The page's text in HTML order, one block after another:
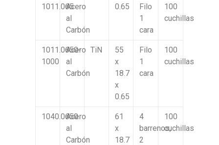
1011.065Acero
al
Carbón
0.65
Filo
1
cara
100
cuchillas
1011.0650-
1000
Acero
al
Carbón
TiN
55
x
18.7
x
0.65
Filo
1
cara
100
cuchillas
1040.0650
Acero
al
Carbón
61
x
18.7
4
barrenos,
2
100
cuchillas